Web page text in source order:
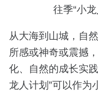
往季“小
从大海到山城，自
所感或神奇或震撼
化、自然的成长实
龙人计划”可以作为